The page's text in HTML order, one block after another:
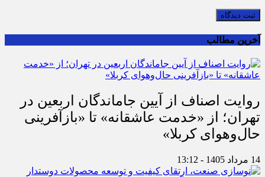
ثبت دیدگاه
آخرین مطالب
روایت اصناف از آیین جاماندگان اربعین در
تهران؛ از «خدمت عاشقانه» تا «بازآفرینی
حال‌وهوای کربلا»
14 مرداد 1405 - 13:12